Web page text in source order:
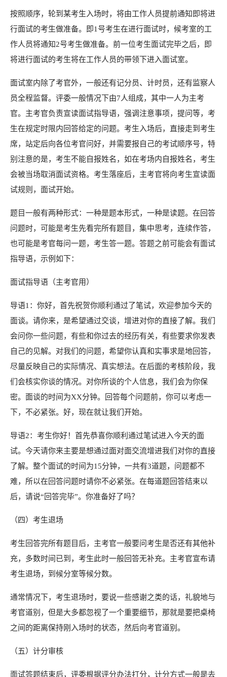
按照顺序， 轮到某考生入场时， 将由工作人员提前通知即将进
行面试的考生做准备。即1 号考生在进行面试时， 候考室的工
作人员将通知2号考生做准备。前一位考生面试完毕之后，
即
将进行面试的考生将在工作人员的带领下进入面试室。
面试室内除了考官外， 一般还有记分员、 计时员， 还有监察人
员全程监督。评委一般情况下由7人组成， 其中一人为主考
官。 主考官负责宣读面试指导语， 强调注意事项， 提问等， 考
生在规定时限内回 答给定的问题。 考生入场后， 直接走到考生
席， 站定后向各位考官问好， 并需要报自己的考试顺序号， 特
别注意的是， 考生不能自报姓名， 如在考场内自报姓名， 考生
会被当场取消面试资格。考生落座后， 主考官将向考生宣读面
试规则， 面试开始。
题目一般有两种形式：一种是题本形式，一种是读题。在回答
问题时，可能是考生先看完所有题目， 集中思考， 连续作答，
也可能是考官每问一题， 考生答一题。 答题之前可能会有面试
指导语， 示例如下：
面试指导语 （主考官用）
导语1 ： 你好， 首先祝贺你顺利通过了笔试， 欢迎参加今天的
面谈。 请你来， 是希望通过交谈， 增进对你的直接了解。我们
会问你一些问题， 有些和你过去的经历有关， 有些要求你发表
自己的见解。对我们的问题，希望你认真和实事求是地回答，
尽量反映自己的实际情况、真实想法。在后面的考核阶段， 我
们会核实你谈的情况。对你所谈的个人信息， 我们会为你保
密。 面谈的时间为XX分钟。 回答每个问 题前， 你可以考虑一
下， 不必紧张。 好， 现在就让我们开始。
导语2： 考生你好！ 首先恭喜你顺利通过笔试进入今天的面
试。今天请你来主要是想通过面对面交流增进我们对你的直接
了解。 整个面试的时间为1 5分钟， 一共有3道题， 问题都不
难， 所以在回答问题时请你不必紧张。 在每道题回答结束以
后， 请说“回答完毕”。 你准备好了吗？
（四） 考生退场
考生回答完所有题目后， 主考官一般要问考生是否还有其他补
充， 多数时间已到， 考生此时一般回 答无补充。 主考官宣布请
考生退场， 到候分室等候分数。
通常情况下， 考生退场时， 要说一些感谢之类的话， 礼貌地与
考官道别， 但是大多都忽视了一个重要细节， 那就是要把桌椅
之间的距离保持刚入场时的状态， 然后向考官道别。
（五） 计分审核
面试答题结束后， 评委根据评分办法打分， 计分方式一般是去